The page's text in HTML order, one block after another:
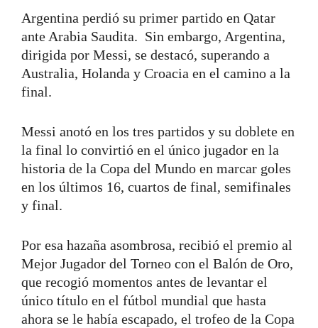
Argentina perdió su primer partido en Qatar
ante Arabia Saudita. Sin embargo, Argentina,
dirigida por Messi, se destacó, superando a
Australia, Holanda y Croacia en el camino a la
final.
Messi anotó en los tres partidos y su doblete en
la final lo convirtió en el único jugador en la
historia de la Copa del Mundo en marcar goles
en los últimos 16, cuartos de final, semifinales
y final.
Por esa hazaña asombrosa, recibió el premio al
Mejor Jugador del Torneo con el Balón de Oro,
que recogió momentos antes de levantar el
único título en el fútbol mundial que hasta
ahora se le había escapado, el trofeo de la Copa